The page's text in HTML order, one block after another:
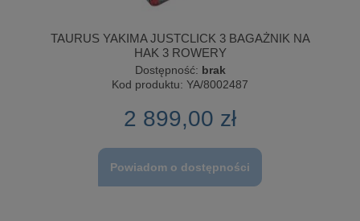
TAURUS YAKIMA JUSTCLICK 3 BAGAŻNIK NA
HAK 3 ROWERY
Dostępność: brak
Kod produktu: YA/8002487
2 899,00 zł
Powiadom o dostępności